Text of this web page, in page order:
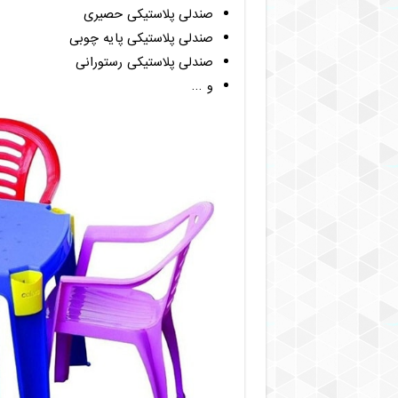
صندلی پلاستیکی حصیری
صندلی پلاستیکی پایه چوبی
صندلی پلاستیکی رستورانی
و …